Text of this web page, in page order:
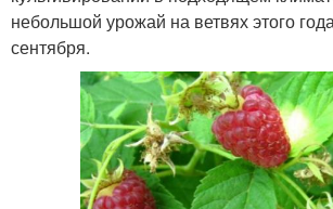
небольшой урожай на ветвях этого
сентября.